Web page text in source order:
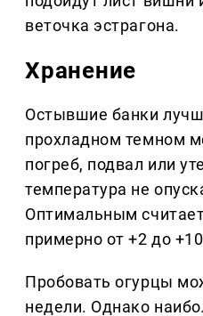
веточка эстрагона.
Хранение
Остывшие банки
прохладном темном
погреб, подвал или
температура не
Оптимальным
примерно от +2 до +10
Пробовать огурцы
недели. Однако